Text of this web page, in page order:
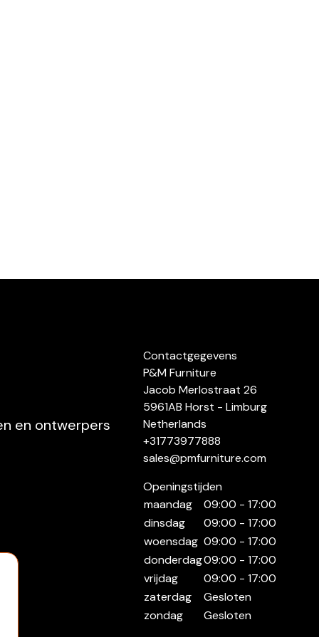
en ontwerpers
Contactgegevens
P&M Furniture
Jacob Merlostraat 26
5961AB Horst - Limburg
Netherlands
+31773977888
sales@pmfurniture.com
Openingstijden
maandag
09:00 - 17:00
dinsdag
09:00 - 17:00
woensdag 09:00 - 17:00
donderdag09:00 - 17:00
vrijdag
09:00 - 17:00
zaterdag
Gesloten
zondag
Gesloten